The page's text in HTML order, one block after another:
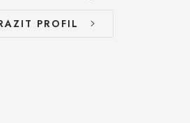
PROFIL